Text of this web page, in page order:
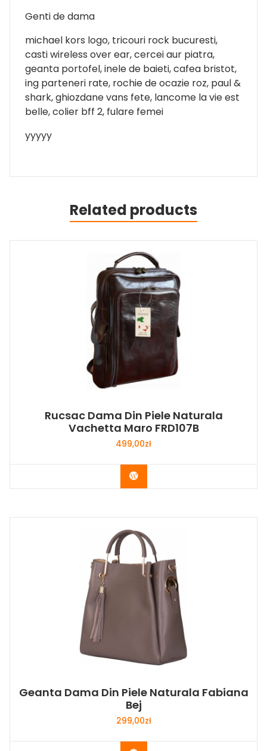
Genti de dama
michael kors logo, tricouri rock bucuresti,
casti wireless over ear, cercei aur piatra,
geanta portofel, inele de baieti, cafea bristot,
ing parteneri rate, rochie de ocazie roz, paul &
shark, ghiozdane vans fete, lancome la vie est
belle, colier bff 2, fulare femei
yyyyy
Related products
Rucsac Dama Din Piele Naturala
Vachetta Maro FRD107B
499,00zł
Buy Now
Geanta Dama Din Piele Naturala Fabiana
Bej
299,00zł